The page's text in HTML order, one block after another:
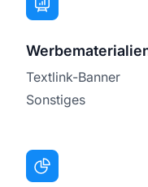
Textlink-Banner
Sonstiges